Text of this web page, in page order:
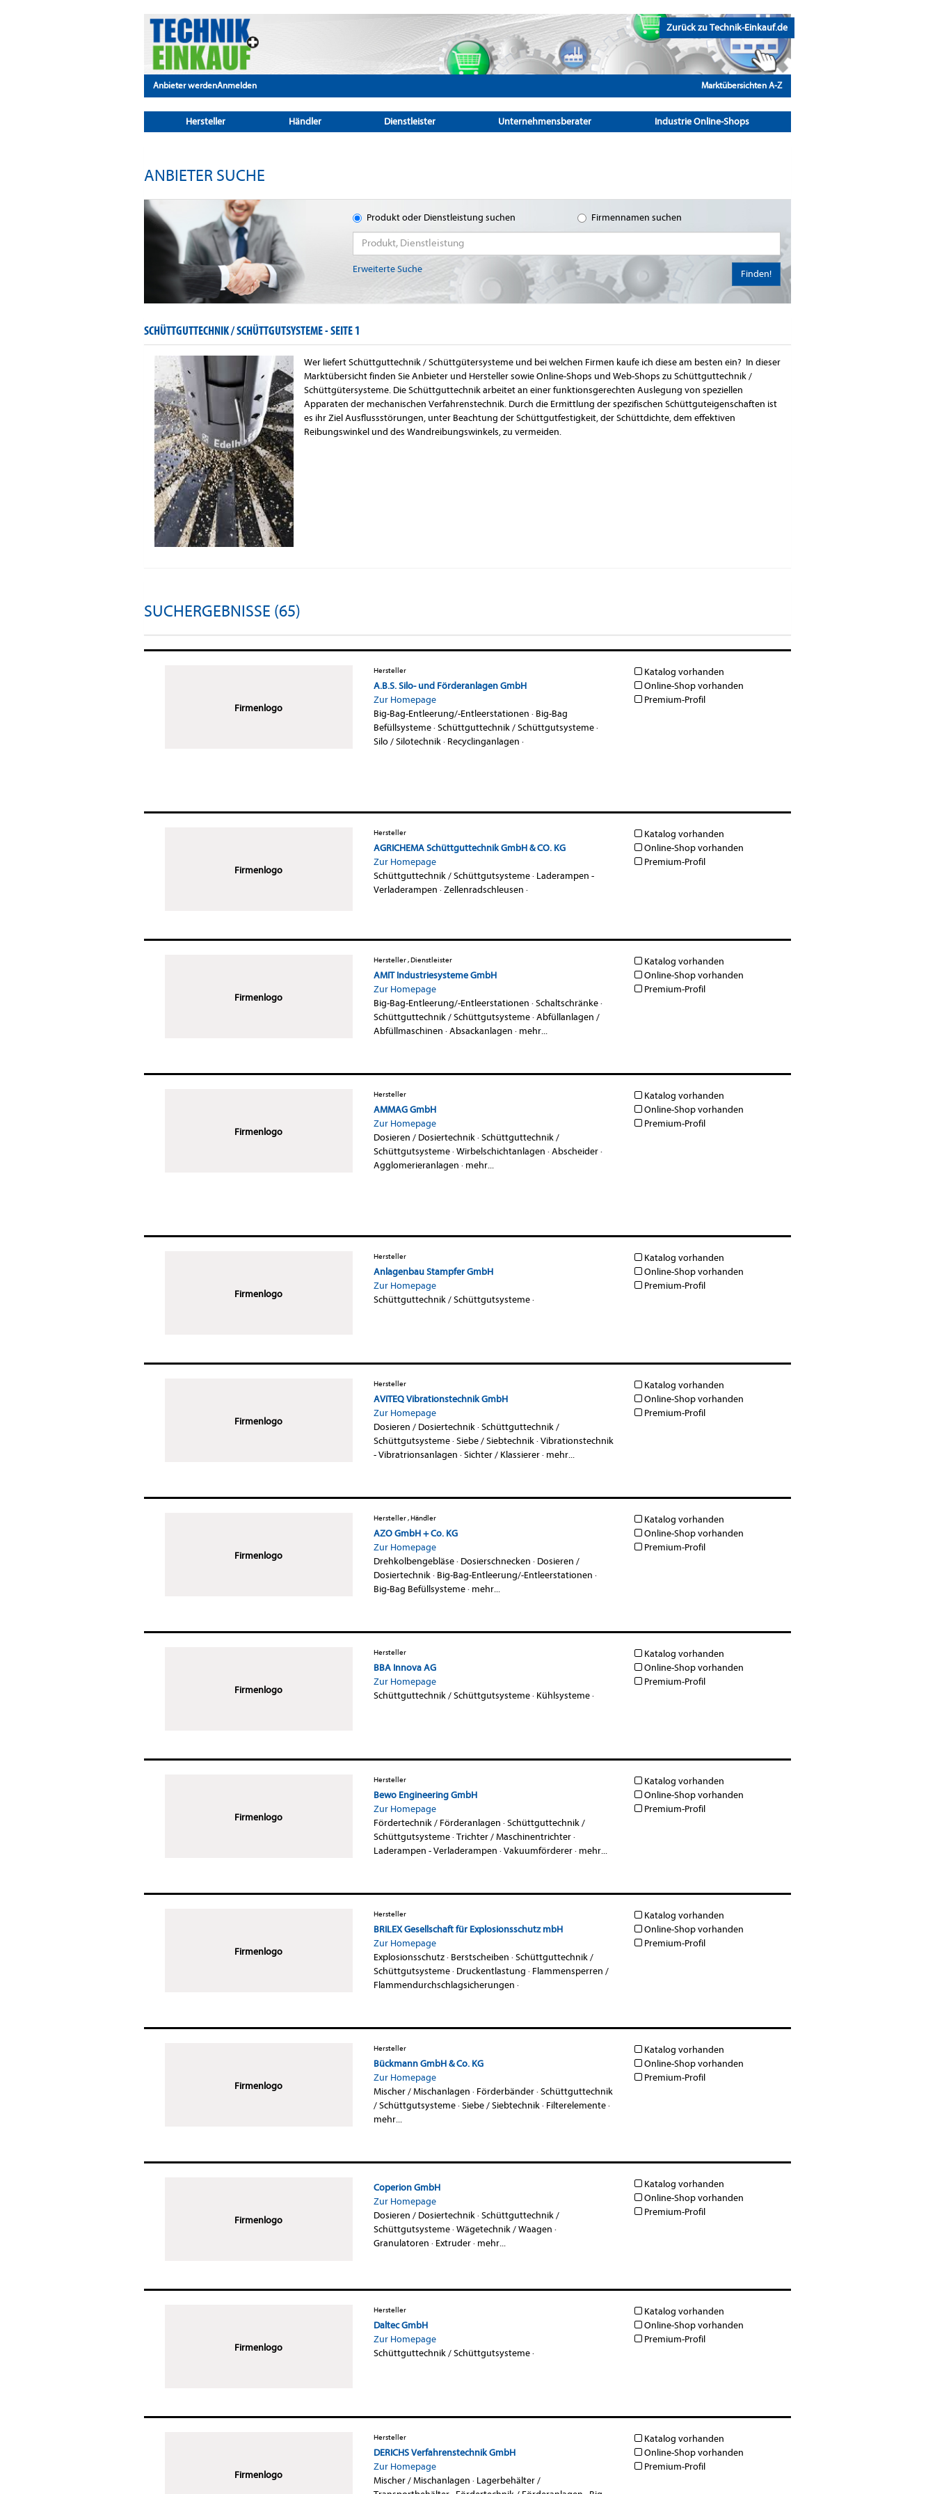
Zurück zu Technik-Einkauf.de
Anbieter werdenAnmelden Marktübersichten A-Z
Hersteller Händler Dienstleister Unternehmensberater Industrie Online-Shops
ANBIETER SUCHE
Produkt oder Dienstleistung suchen Firmennamen suchen
Erweiterte Suche Finden!
SCHÜTTGUTTECHNIK / SCHÜTTGUTSYSTEME -SEITE 1
Wer liefert Schüttguttechnik / Schüttgütersysteme und bei welchen Firmen kaufe ich diese am besten ein? In dieser
Marktübersicht finden Sie Anbieter und Hersteller sowie Online-Shops und Web-Shops zu Schüttguttechnik /
Schüttgütersysteme. Die Schüttguttechnik arbeitet an einer funktionsgerechten Auslegung von speziellen
Apparaten der mechanischen Verfahrenstechnik. Durch die Ermittlung der spezifischen Schüttguteigenschaften ist
es ihr Ziel Ausflussstörungen, unter Beachtung der Schüttgutfestigkeit, der Schüttdichte, dem effektiven
Reibungswinkel und des Wandreibungswinkels, zu vermeiden.
SUCHERGEBNISSE (65)
Firmenlogo
Hersteller
A.B.S. Silo- und Förderanlagen GmbH
Zur Homepage
Big-Bag-Entleerung/-Entleerstationen · Big-Bag
Befüllsysteme·Schüttguttechnik / Schüttgutsysteme·
Silo / Silotechnik· Recyclinganlagen ·
Katalog vorhanden
Online-Shop vorhanden
Premium-Profil
Firmenlogo
Hersteller
AGRICHEMA Schüttguttechnik GmbH & CO. KG
Zur Homepage
Schüttguttechnik / Schüttgutsysteme· Laderampen -
Verladerampen ·Zellenradschleusen ·
Katalog vorhanden
Online-Shop vorhanden
Premium-Profil
Firmenlogo
Hersteller , Dienstleister
AMIT Industriesysteme GmbH
Zur Homepage
Big-Bag-Entleerung/-Entleerstationen ·Schaltschränke·
Schüttguttechnik / Schüttgutsysteme·Abfüllanlagen /
Abfüllmaschinen ·Absackanlagen · mehr...
Katalog vorhanden
Online-Shop vorhanden
Premium-Profil
Firmenlogo
Hersteller
AMMAG GmbH
Zur Homepage
Dosieren / Dosiertechnik·Schüttguttechnik /
Schüttgutsysteme·Wirbelschichtanlagen ·Abscheider·
Agglomerieranlagen · mehr...
Katalog vorhanden
Online-Shop vorhanden
Premium-Profil
Firmenlogo
Hersteller
Anlagenbau Stampfer GmbH
Zur Homepage
Schüttguttechnik / Schüttgutsysteme·
Katalog vorhanden
Online-Shop vorhanden
Premium-Profil
Firmenlogo
Hersteller
AViTEQ Vibrationstechnik GmbH
Zur Homepage
Dosieren / Dosiertechnik·Schüttguttechnik /
Schüttgutsysteme·Siebe / Siebtechnik·Vibrationstechnik
- Vibratrionsanlagen ·Sichter / Klassierer· mehr...
Katalog vorhanden
Online-Shop vorhanden
Premium-Profil
Firmenlogo
Hersteller , Händler
AZO GmbH + Co. KG
Zur Homepage
Drehkolbengebläse· Dosierschnecken · Dosieren /
Dosiertechnik· Big-Bag-Entleerung/-Entleerstationen ·
Big-Bag Befüllsysteme· mehr...
Katalog vorhanden
Online-Shop vorhanden
Premium-Profil
Firmenlogo
Hersteller
BBA Innova AG
Zur Homepage
Schüttguttechnik / Schüttgutsysteme· Kühlsysteme·
Katalog vorhanden
Online-Shop vorhanden
Premium-Profil
Firmenlogo
Hersteller
Bewo Engineering GmbH
Zur Homepage
Fördertechnik / Förderanlagen ·Schüttguttechnik /
Schüttgutsysteme·Trichter / Maschinentrichter·
Laderampen - Verladerampen ·Vakuumförderer· mehr...
Katalog vorhanden
Online-Shop vorhanden
Premium-Profil
Firmenlogo
Hersteller
BRILEX Gesellschaft für Explosionsschutz mbH
Zur Homepage
Explosionsschutz· Berstscheiben ·Schüttguttechnik /
Schüttgutsysteme· Druckentlastung · Flammensperren /
Flammendurchschlagsicherungen ·
Katalog vorhanden
Online-Shop vorhanden
Premium-Profil
Firmenlogo
Hersteller
Bückmann GmbH & Co. KG
Zur Homepage
Mischer / Mischanlagen · Förderbänder·Schüttguttechnik
/ Schüttgutsysteme·Siebe / Siebtechnik· Filterelemente·
mehr...
Katalog vorhanden
Online-Shop vorhanden
Premium-Profil
Firmenlogo
Coperion GmbH
Zur Homepage
Dosieren / Dosiertechnik·Schüttguttechnik /
Schüttgutsysteme·Wägetechnik / Waagen ·
Granulatoren · Extruder· mehr...
Katalog vorhanden
Online-Shop vorhanden
Premium-Profil
Firmenlogo
Hersteller
Daltec GmbH
Zur Homepage
Schüttguttechnik / Schüttgutsysteme·
Katalog vorhanden
Online-Shop vorhanden
Premium-Profil
Firmenlogo
Hersteller
DERICHS Verfahrenstechnik GmbH
Zur Homepage
Mischer / Mischanlagen · Lagerbehälter /
Katalog vorhanden
Online-Shop vorhanden
Premium-Profil